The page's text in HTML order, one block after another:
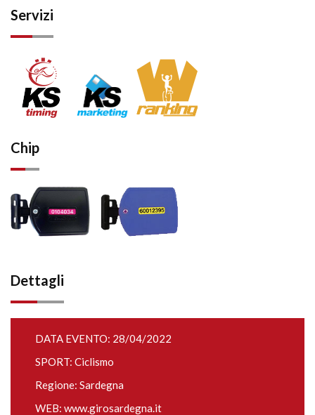
Servizi
Chip
Dettagli
DATA EVENTO: 28/04/2022
SPORT: Ciclismo
Regione: Sardegna
WEB: www.girosardegna.it